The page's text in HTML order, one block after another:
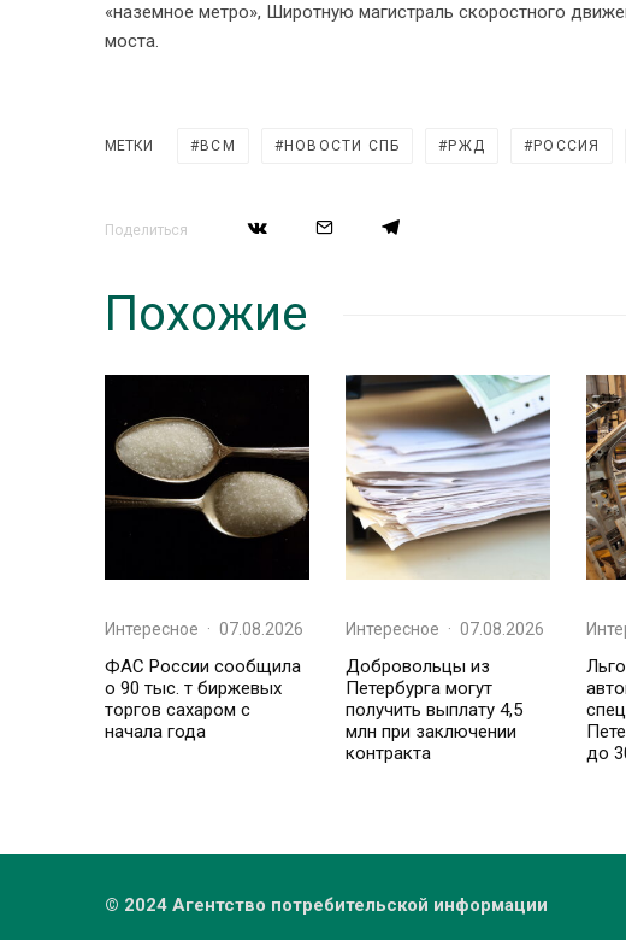
«наземное метро», Широтную магистраль скоростного
моста.
МЕТКИ ВСМ НОВОСТИ СПБ РЖД РОССИЯ
Поделиться
Похожие
Интересное · 07.08.2026
ФАС России сообщила
о 90 тыс. т биржевых
торгов сахаром с
начала года
Интересное · 07.08.2026
Добровольцы из
Петербурга могут
получить выплату 4,5
млн при заключении
контракта
до
© 2024 Агентство потребительской информации